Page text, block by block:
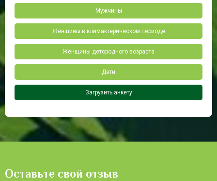
Мужчины
Женщины в климактерическом периоде
Женщины детородного возраста
Дети
Загрузить анкету
Оставьте свой отзыв